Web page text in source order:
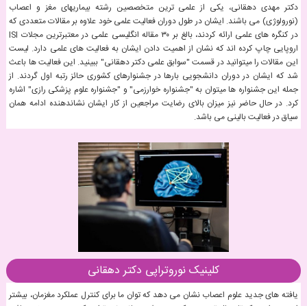
دکتر مهدی دهقانی، یکی از علمی ترین متخصصین رشته بیماریهای مغز و اعصاب
(نورولوژی) می باشند. ایشان در طول دوران فعالیت علمی خود علاوه بر مقالات متعددی که
در کنگره های علمی ارائه کردند، بالغ بر ۳۰ مقاله انگلیسی علمی در معتبرترین مجلات ISI
اروپایی چاپ کرده اند که نشان از اهمیت دادن ایشان به فعالیت های علمی دارد. لیست
این مقالات را میتوانید در قسمت "سوابق علمی دکتر دهقانی" ببینید. این فعالیت ها باعث
شد که ایشان در دوران دانشجویی بارها در جشنوارهای کشوری حائز رتبه اول گردند. از
جمله این جشنواره ها میتوان به "جشنواره خوارزمی" و "جشنواره علوم پزشکی رازی" اشاره
کرد. در حال حاضر نیز میزان بالای رضایت مراجعین از کار ایشان نشاندهنده ادامه همان
سیاق در فعالیت بالینی می باشد.
کلینیک نوروتراپی دکتر دهقانی
یافته های جدید علوم اعصاب نشان می دهد که توان ما برای کنترل عملکرد مغزمان، بیشتر